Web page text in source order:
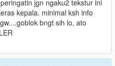
jgn ngaku2 tekstur ini
kepala. minimal ksh info
bngt sih lo, ato